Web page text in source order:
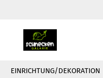
EINRICHTUNG/DEKORATION